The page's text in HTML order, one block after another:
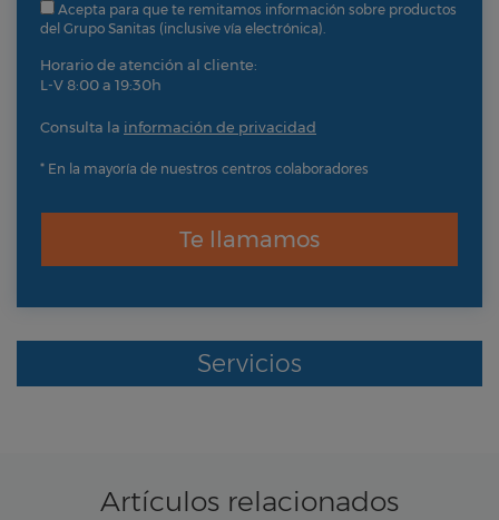
Acepta para que te remitamos información sobre productos
del Grupo Sanitas (inclusive vía electrónica).
Horario de atención al cliente:
L-V 8:00 a 19:30h
Consulta la información de privacidad
* En la mayoría de nuestros centros colaboradores
Te llamamos
Servicios
Artículos relacionados